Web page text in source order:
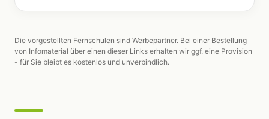
Die vorgestellten Fernschulen sind Werbepartner. Bei einer Bestellung
von Infomaterial über einen dieser Links erhalten wir ggf. eine Provision
- für Sie bleibt es kostenlos und unverbindlich.